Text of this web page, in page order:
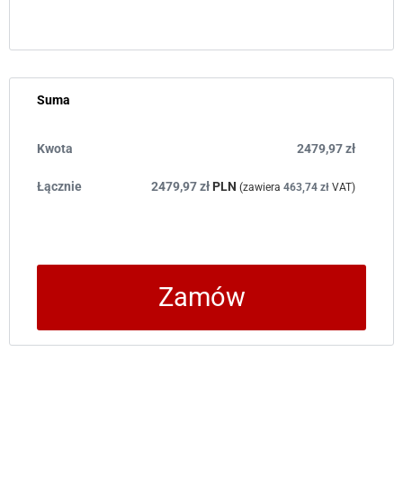
Suma
2479,97zł
2479,97zł PLN (zawiera 463,74 zł VAT)
Zamów